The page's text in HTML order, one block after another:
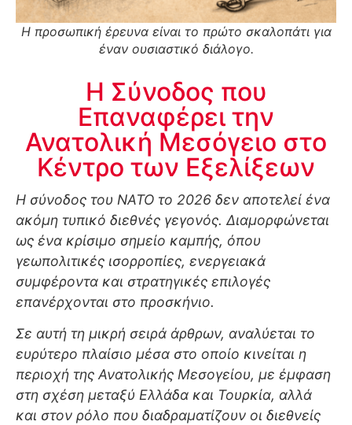
Η προσωπική έρευνα είναι το πρώτο σκαλοπάτι για
έναν ουσιαστικό διάλογο.
Η Σύνοδος που
Επαναφέρει την
Ανατολική Μεσόγειο στο
Κέντρο των Εξελίξεων
Η σύνοδος του ΝΑΤΟ το 2026 δεν αποτελεί ένα
ακόμη τυπικό διεθνές γεγονός. Διαμορφώνεται
ως ένα κρίσιμο σημείο καμπής, όπου
γεωπολιτικές ισορροπίες, ενεργειακά
συμφέροντα και στρατηγικές επιλογές
επανέρχονται στο προσκήνιο.
Σε αυτή τη μικρή σειρά άρθρων, αναλύεται το
ευρύτερο πλαίσιο μέσα στο οποίο κινείται η
περιοχή της Ανατολικής Μεσογείου, με έμφαση
στη σχέση μεταξύ Ελλάδα και Τουρκία, αλλά
και στον ρόλο που διαδραματίζουν οι διεθνείς